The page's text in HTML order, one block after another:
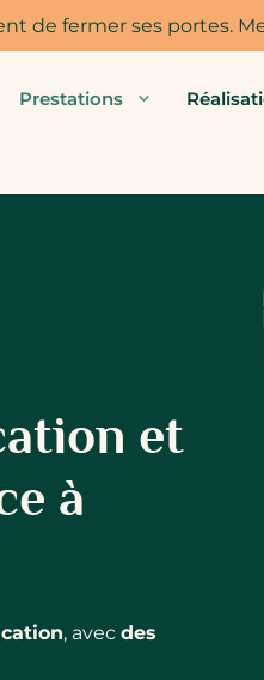
de fermer ses portes.
Prestations
et
à
, avec des